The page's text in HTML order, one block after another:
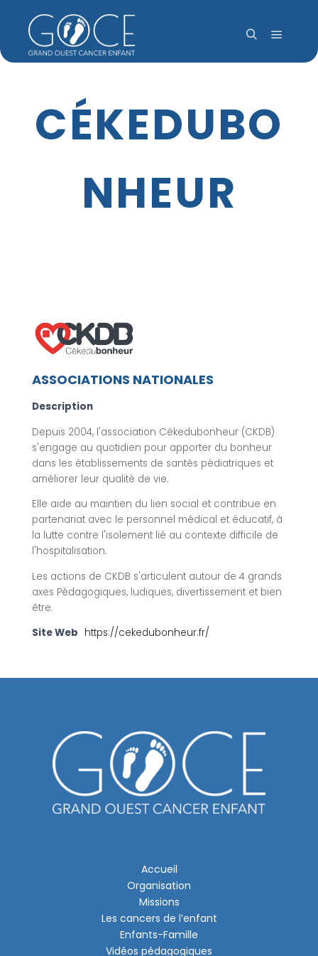
Menu
CÉKEDUBO
NHEUR
ASSOCIATIONS NATIONALES
Description
Depuis 2004, l'association Cékedubonheur (CKDB)
s'engage au quotidien pour apporter du bonheur
dans les établissements de santés pédiatriques et
améliorer leur qualité de vie.
Elle aide au maintien du lien social et contribue en
partenariat avec le personnel médical et éducatif, à
la lutte contre l'isolement lié au contexte difficile de
l'hospitalisation.
Les actions de CKDB s'articulent autour de 4 grands
axes Pédagogiques, ludiques, divertissement et bien
être.
Site Web https://cekedubonheur.fr/
Accueil
Organisation
Missions
Les cancers de l’enfant
Enfants-Famille
Vidéos pédagogiques